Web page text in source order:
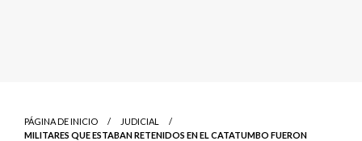
PÁGINA DE INICIO
JUDICIAL
MILITARES QUE ESTABAN RETENIDOS EN EL CATATUMBO FUERON